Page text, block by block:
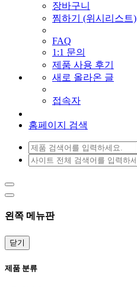
장바구니
찜하기 (위시리스트)
FAQ
1:1 문의
제품 사용 후기
새로 올라온 글
접속자
홈페이지 검색
왼쪽 메뉴판
닫기
제품 분류